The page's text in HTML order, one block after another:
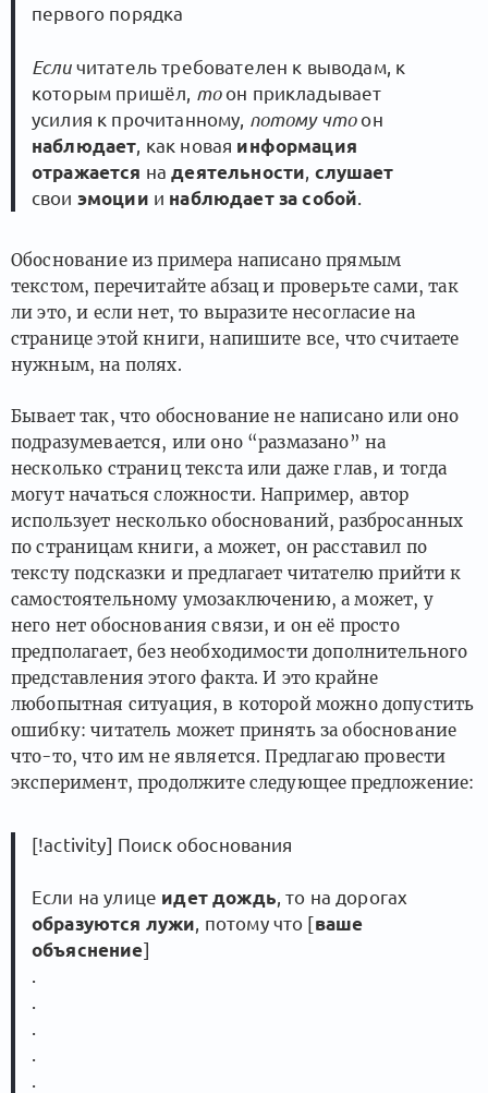
первого порядка
Есличитатель требователен к выводам, к
которым пришёл, тоон прикладывает
усилия к прочитанному, потому чтоон
наблюдает, как новая информация
отражается надеятельности, слушает
свои эмоции и наблюдает за собой.
Обоснование из примера написано прямым
текстом, перечитайте абзац и проверьте сами, так
ли это, и если нет, то выразите несогласие на
странице этой книги, напишите все, что считаете
нужным, на полях.
Бывает так, что обоснование не написано или оно
подразумевается, или оно “размазано” на
несколько страниц текста или даже глав, и тогда
могут начаться сложности. Например, автор
использует несколько обоснований, разбросанных
по страницам книги, а может, он расставил по
тексту подсказки и предлагает читателю прийти к
самостоятельному умозаключению, а может, у
него нет обоснования связи, и он её просто
предполагает, без необходимости дополнительного
представления этого факта. И это крайне
любопытная ситуация, в которой можно допустить
ошибку: читатель может принять за обоснование
что-то, что им не является. Предлагаю провести
эксперимент, продолжите следующее предложение:
[!activity] Поиск обоснования
Если на улице идет дождь, то на дорогах
образуются лужи, потому что [ваше
объяснение]
.
.
.
.
.